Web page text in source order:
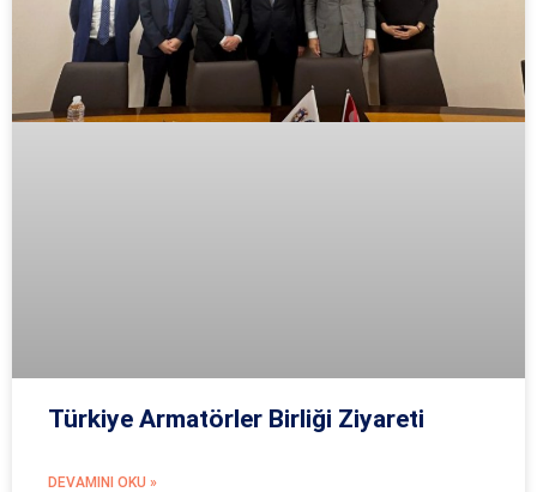
Türkiye Armatörler Birliği Ziyareti
DEVAMINI OKU »